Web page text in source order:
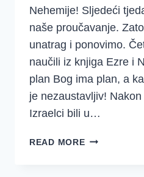
Nehemije! Sljedeći
naše proučavanje.
unatrag i ponovimo.
naučili iz knjiga Ezre i
plan Bog ima plan, a
je nezaustavljiv!
Izraelci bili u…
READ MOREČETIRI